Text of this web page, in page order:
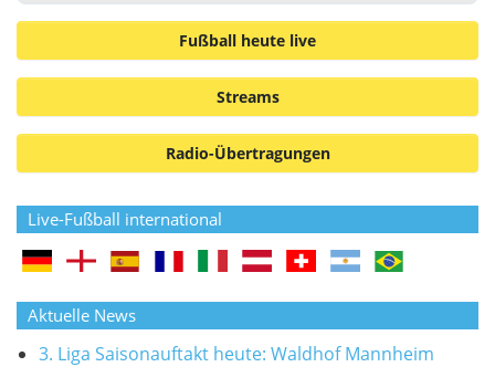
Fußball heute live
Streams
Radio-Übertragungen
Live-Fußball international
Aktuelle News
3. Liga Saisonauftakt heute: Waldhof Mannheim